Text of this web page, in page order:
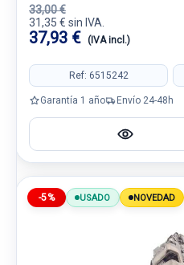
33,00 €
31,35 € sin IVA.
37,93 € (IVA incl.)
Ref: 6515242
Garantía 1 año Envío 24-48h
-5% USADO NOVEDAD